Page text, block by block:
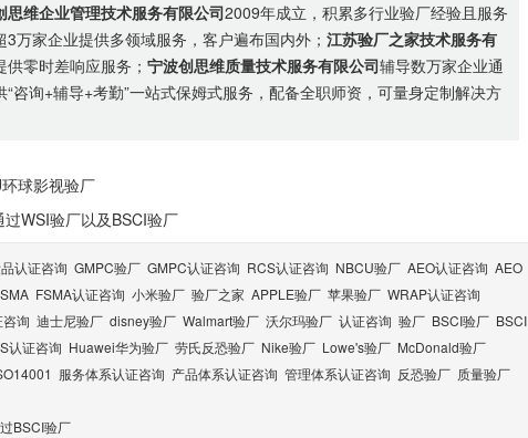
思维企业管理技术服务有限公司2009年成立，积累多行业验厂经验且服务
3万家企业提供多领域服务，客户遍布国内外；江苏验厂之家技术服务有
供零时差响应服务；宁波创思维质量技术服务有限公司辅导数万家企业通
“咨询+辅导+考勤”一站式保姆式服务，配备全职师资，可量身定制解决方
球影视验厂
WSI验厂以及BSCI验厂
认证咨询 GMPC验厂 GMPC认证咨询 RCS认证咨询 NBCU验厂 AEO认证咨询 AEO
FSMA认证咨询 小米验厂 验厂之家 APPLE验厂 苹果验厂 WRAP认证咨询
询 迪士尼验厂 disney验厂 Walmart验厂 沃尔玛验厂 认证咨询 验厂 BSCI验厂 BSCI
认证咨询 Huawei华为验厂 劳氏反恐验厂 Nike验厂 Lowe's验厂 McDonald验厂
服务体系认证咨询 产品体系认证咨询 管理体系认证咨询 反恐验厂 质量验厂
BSCI验厂